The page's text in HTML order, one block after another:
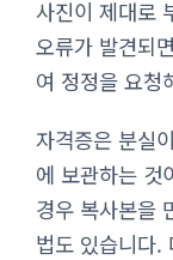
사진이 제대로
오류가 발견되
여 정정을 요청
자격증은 분실
에 보관하는 것
경우 복사본을
법도 있습니다.